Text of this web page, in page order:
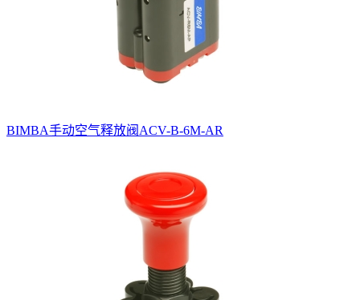
BIMBA手动空气释放阀ACV-B-6M-AR